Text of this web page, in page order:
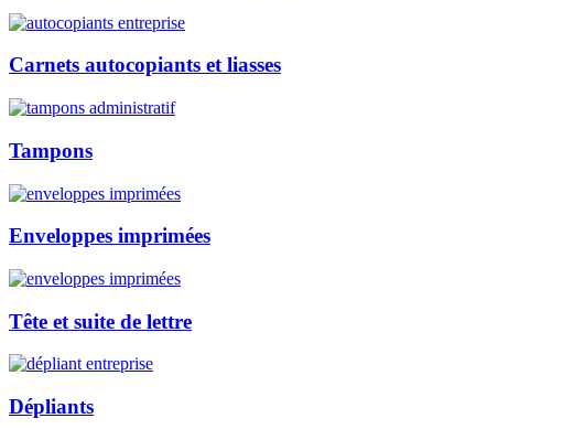
Carnets autocopiants et liasses
Tampons
Enveloppes imprimées
Tête et suite de lettre
Dépliants